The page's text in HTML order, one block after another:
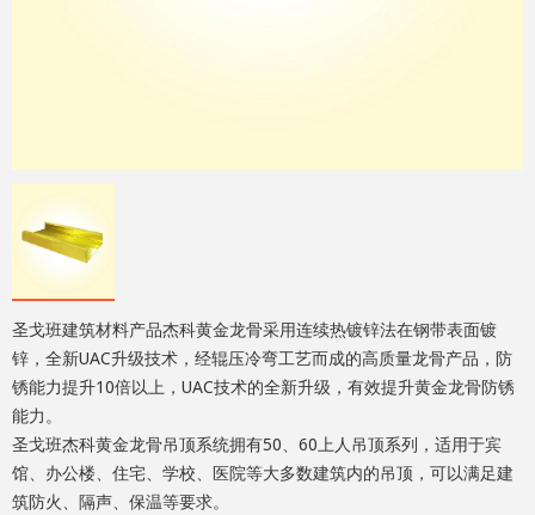
圣戈班建筑材料产品杰科黄金龙骨采用连续热镀锌法在钢带表面镀
锌，全新UAC升级技术，经辊压冷弯工艺而成的高质量龙骨产品，防
锈能力提升10倍以上，UAC技术的全新升级，有效提升黄金龙骨防锈
能力。
圣戈班杰科黄金龙骨吊顶系统拥有50、60上人吊顶系列，适用于宾
馆、办公楼、住宅、学校、医院等大多数建筑内的吊顶，可以满足建
筑防火、隔声、保温等要求。